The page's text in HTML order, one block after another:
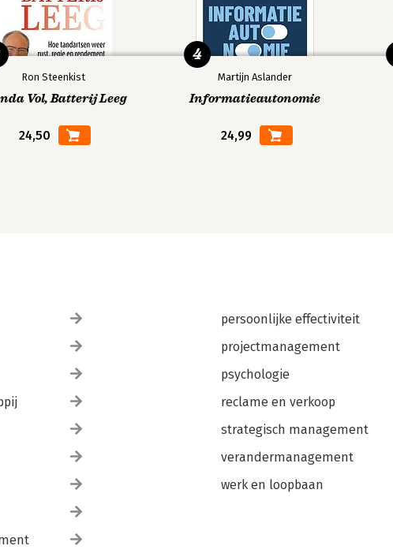
Ron Steenkist
Vol, Batterij Leeg
24,50
Martijn Aslander
Informatieautonomie
24,99
4
persoonlijke effectiviteit
projectmanagement
psychologie
reclame en verkoop
strategisch management
verandermanagement
werk en loopbaan